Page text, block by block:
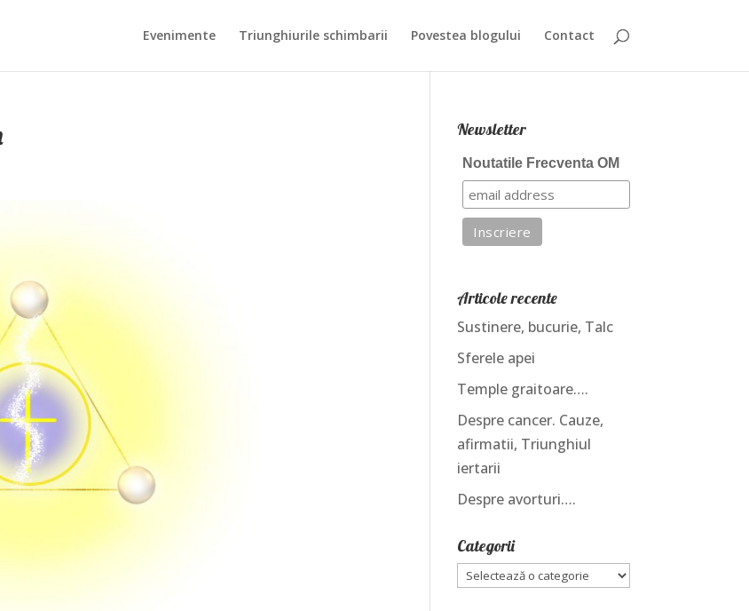
Evenimente Triunghiurile schimbarii Povestea blogului Contact
Newsletter
Noutatile Frecventa OM
Articole recente
Sustinere, bucurie, Talc
Sferele apei
Temple graitoare….
Despre cancer. Cauze,
afirmatii, Triunghiul
iertarii
Despre avorturi….
Categorii
Categorii